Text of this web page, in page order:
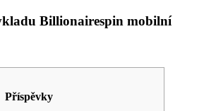
Billionairespin mobilní
Příspěvky